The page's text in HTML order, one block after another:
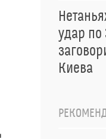
удар по
Киева